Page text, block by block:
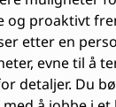
og proaktivt
etter en
evne til å
detaljer. Du